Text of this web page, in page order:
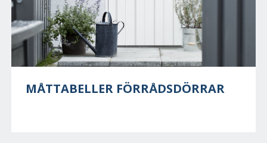
MÅTTABELLER FÖRRÅDSDÖRRAR